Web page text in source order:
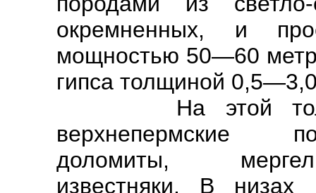
окремненных, и
мощностью 50—60
гипса толщиной
На этой толще
верхнепермские
доломиты,
известняки. В низах